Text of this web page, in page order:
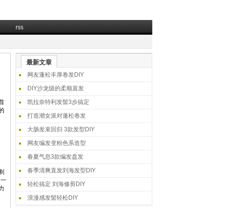
rss
最新文章
网友蓬松丰厚卷发DIY
DIY沙龙级的柔顺直发
凯拉奈特利发髻3步搞定
打造潮女派对蓬松卷发
大肠发束回归 3款发型DIY
网友编发变粉色系造型
春夏气息3款编发盘发
春季清爽直发刘海发型DIY
轻松搞定 刘海修剪DIY
浪漫感发髻轻松DIY